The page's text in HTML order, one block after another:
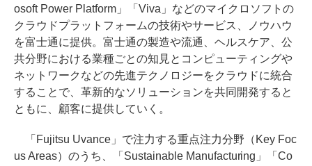
osoft Power Platform」「Viva」などのマイクロソフトの
クラウドプラットフォームの技術やサービス、ノウハウ
を富士通に提供。富士通の製造や流通、ヘルスケア、公
共分野における業種ごとの知見とコンピューティングや
ネットワークなどの先進テクノロジーをクラウドに統合
することで、革新的なソリューションを共同開発すると
ともに、顧客に提供していく。
「Fujitsu Uvance」で注力する重点注力分野（Key Foc
us Areas）のうち、「Sustainable Manufacturing」「Co